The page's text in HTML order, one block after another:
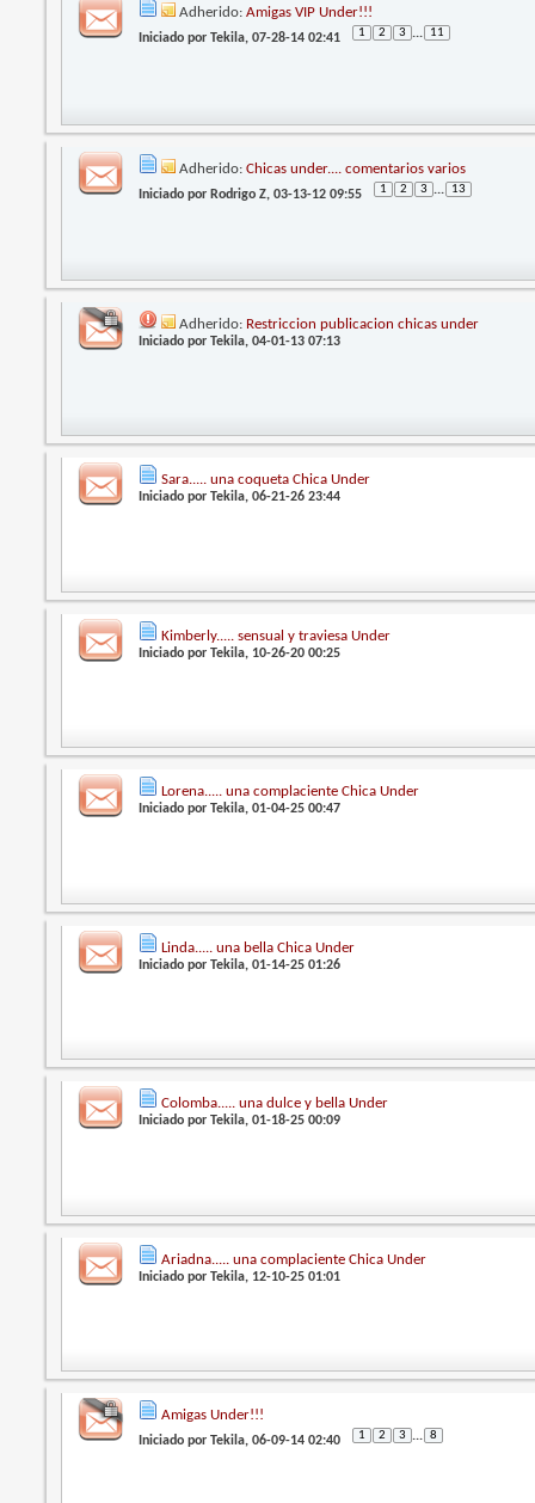
Adherido:Amigas VIP Under!!!
Iniciado porTekila, 07-28-14 02:41 1 2 3 ... 11
Adherido:Chicas under.... comentarios varios
Iniciado por Rodrigo Z, 03-13-12 09:55 1 2 3 ... 13
Adherido: Restriccion publicacion chicas under
Iniciado porTekila, 04-01-13 07:13
Sara..... una coqueta Chica Under
Iniciado porTekila, 06-21-26 23:44
Kimberly..... sensual y traviesa Under
Iniciado porTekila, 10-26-20 00:25
Lorena..... una complaciente Chica Under
Iniciado porTekila, 01-04-25 00:47
Linda..... una bella Chica Under
Iniciado porTekila, 01-14-25 01:26
Colomba..... una dulce y bella Under
Iniciado porTekila, 01-18-25 00:09
Ariadna..... una complaciente Chica Under
Iniciado porTekila, 12-10-25 01:01
Amigas Under!!!
Iniciado porTekila, 06-09-14 02:40 1 2 3 ... 8